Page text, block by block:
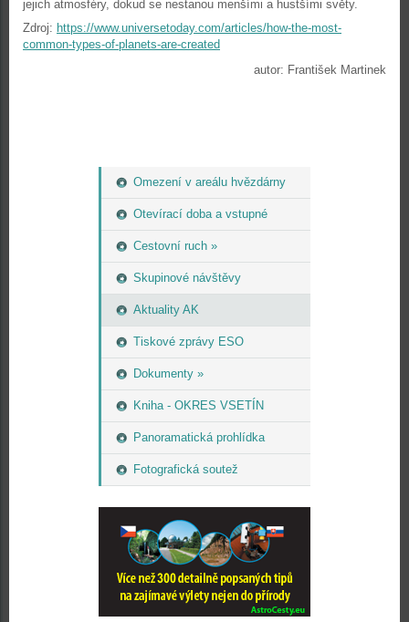
Omezení v areálu hvězdárny
Otevírací doba a vstupné
Cestovní ruch »
Skupinové návštěvy
Aktuality AK
Tiskové zprávy ESO
Dokumenty »
Kniha - OKRES VSETÍN
Panoramatická prohlídka
Fotografická soutež
jejich atmosféry, dokud se nestanou menšími a hustšími světy.
Zdroj: https://www.universetoday.com/articles/how-the-most-
common-types-of-planets-are-created
autor: František Martinek